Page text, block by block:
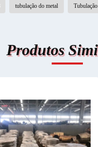
tubulação do metal
Produtos